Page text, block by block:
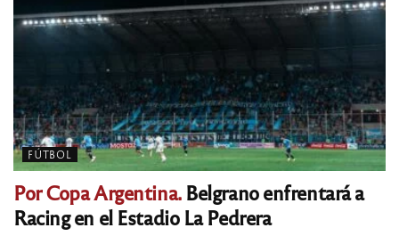
FÚTBOL
Por Copa Argentina.Belgrano enfrentará a
Racing en el Estadio La Pedrera